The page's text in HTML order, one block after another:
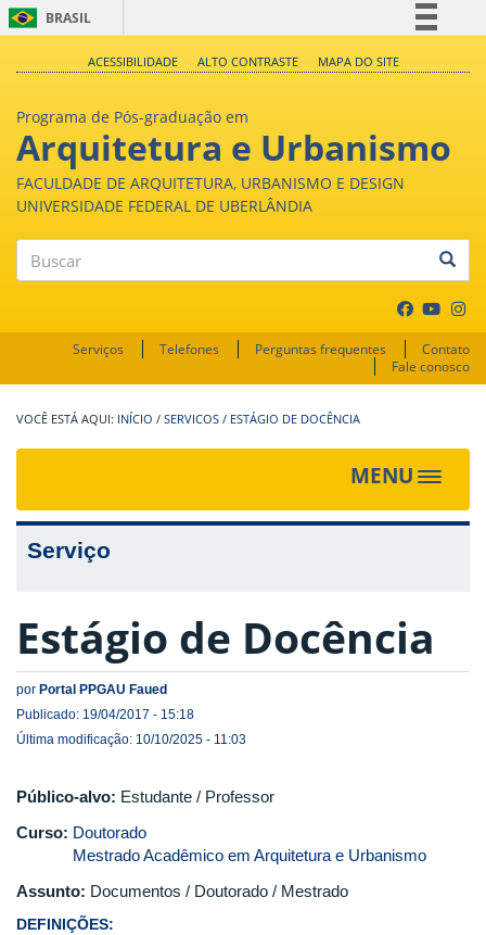
BRASIL
Acesso à informação
Legislação
ACESSIBILIDADE ALTO CONTRASTE MAPA DO SITE
Programa de Pós-graduação em
Arquitetura e Urbanismo
FACULDADE DE ARQUITETURA, URBANISMO E DESIGN
UNIVERSIDADE FEDERAL DE UBERLÂNDIA
Serviços Telefones Perguntas frequentes
Contato
Fale conosco
INÍCIO / SERVICOS / ESTÁGIO DE DOCÊNCIA
MENU
Toggle
Serviço
Estágio de Docência
por Portal PPGAU Faued
Publicado: 19/04/2017 - 15:18
Última modificação: 10/10/2025 - 11:03
Público-alvo: Estudante / Professor
Curso: Doutorado
Mestrado Acadêmico em Arquitetura e Urbanismo
Assunto: Documentos / Doutorado / Mestrado
DEFINIÇÕES: